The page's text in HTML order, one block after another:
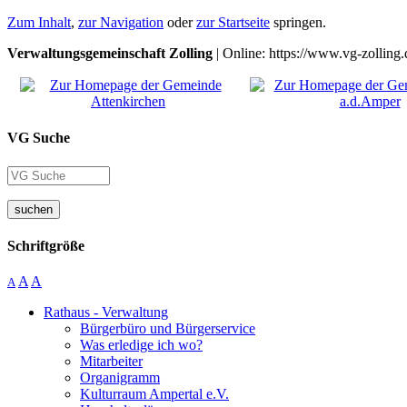
Zum Inhalt, zur Navigation oderzur Startseite springen.
Verwaltungsgemeinschaft Zolling | Online: https://www.vg-
VG Suche
suchen
Schriftgröße
A A A
Rathaus - Verwaltung
Bürgerbüro und Bürgerservice
Was erledige ich wo?
Mitarbeiter
Organigramm
Kulturraum Ampertal e.V.